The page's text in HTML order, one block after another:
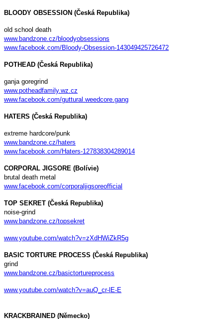
BLOODY OBSESSION (Česká Republika)
old school death
www.bandzone.cz/bloodyobsessions
www.facebook.com/Bloody-Obsession-143049425726472
POTHEAD (Česká Republika)
ganja goregrind
www.potheadfamily.wz.cz
www.facebook.com/guttural.weedcore.gang
HATERS (Česká Republika)
extreme hardcore/punk
www.bandzone.cz/haters
www.facebook.com/Haters-127838304289014
CORPORAL JIGSORE (Bolívie)
brutal death metal
www.facebook.com/corporaljigsoreofficial
TOP SEKRET (Česká Republika)
noise-grind
www.bandzone.cz/topsekret
www.youtube.com/watch?v=zXdHWiZkR5g
BASIC TORTURE PROCESS (Česká Republika)
grind
www.bandzone.cz/basictortureprocess
www.youtube.com/watch?v=auQ_cr-lE-E
KRACKBRAINED (Německo)